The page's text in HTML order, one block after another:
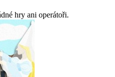
hry ani operátoři.